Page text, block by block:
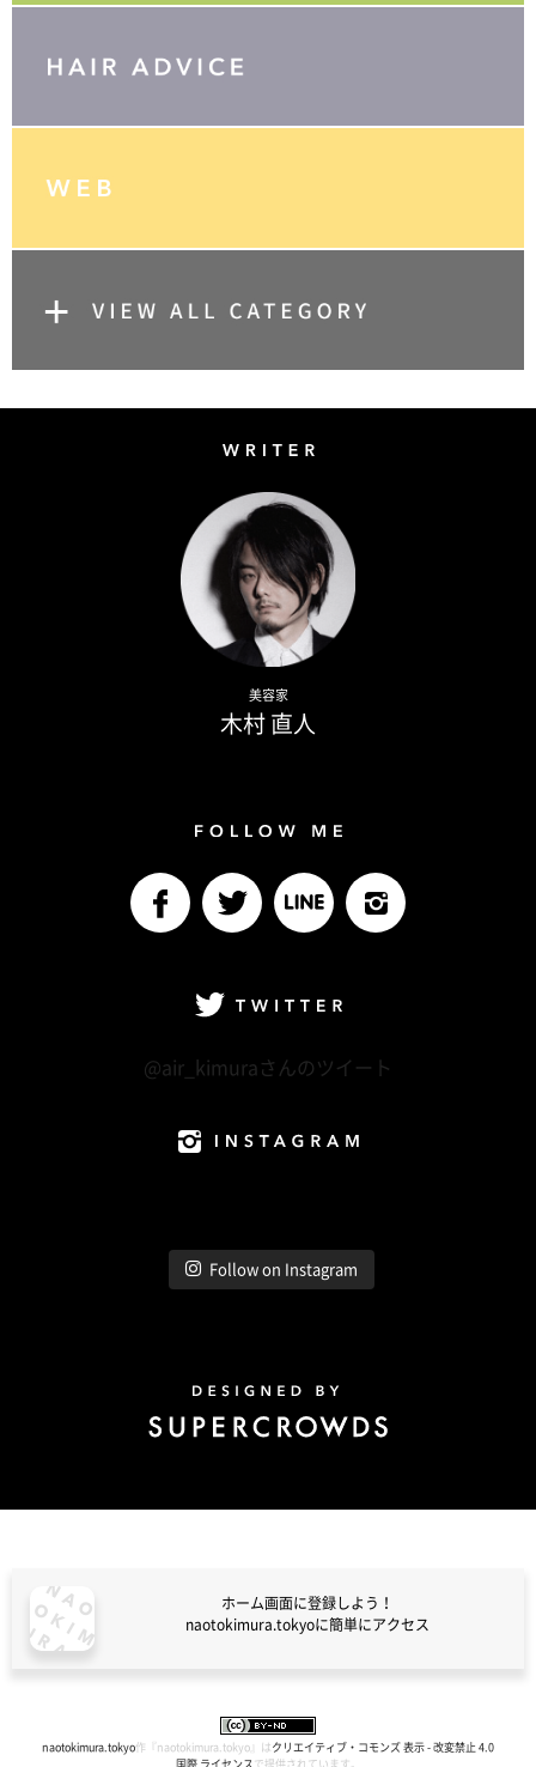
美容家
木村 直人
@air_kimuraさんのツイート
Follow on Instagram
ホーム画面に登録しよう！
naotokimura.tokyoに簡単にアクセス
naotokimura.tokyo作『 naotokimura.tokyo 』は クリエイティブ・コモンズ 表示 - 改変禁止 4.0
国際 ライセンス で提供されています。